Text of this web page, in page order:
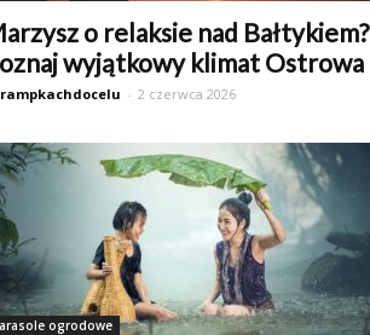
o relaksie nad Bałtykiem?
wyjątkowy klimat Ostrowa
- 2 czerwca 2026
ogrodowe